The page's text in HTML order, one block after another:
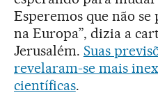
Esperemos que não
na Europa”, dizia a
Jerusalém. Suas
revelaram-se mais
científicas.